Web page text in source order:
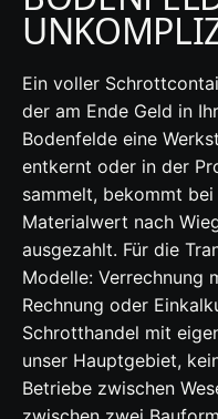
Ein voller
der am Ende Geld in
Bodenfelde eine
entkernt oder in der
sammelt, bekommt
Materialwert nach
ausgezahlt. Für die
Modelle: Verrechnung
Rechnung oder
Schrotthandel mit
unser Hauptgebiet,
Betriebe zwischen